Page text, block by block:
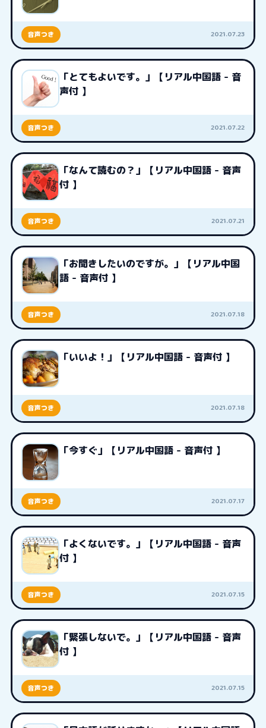
音声つき 2021.07.23
「とてもよいです。」【リアル中国語 - 音
声付 】
音声つき 2021.07.22
「なんて読むの？」【リアル中国語 - 音声
付 】
音声つき 2021.07.21
「お聞きしたいのですが。」【リアル中国
語 - 音声付 】
音声つき 2021.07.18
「いいよ！」【リアル中国語 - 音声付 】
音声つき 2021.07.18
「今すぐ」【リアル中国語 - 音声付 】
音声つき 2021.07.17
「よくないです。」【リアル中国語 - 音声
付 】
音声つき 2021.07.15
「緊張しないで。」【リアル中国語 - 音声
付 】
音声つき 2021.07.15